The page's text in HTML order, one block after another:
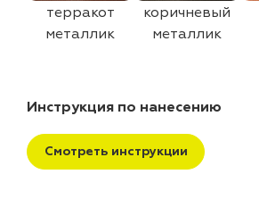
терракот
металлик
коричневый
металлик
Инструкция по нанесению
Смотреть инструкции